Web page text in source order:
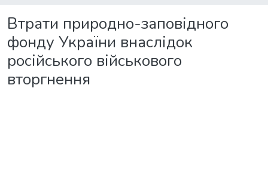
Втрати природно-заповідного
фонду України внаслідок
російського військового
вторгнення